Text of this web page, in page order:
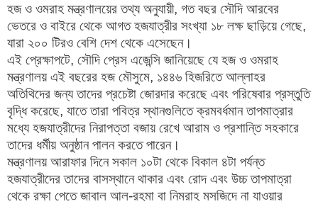
হজ ও ওমরাহ মন্ত্রণালয়ের তথ্য অনুযায়ী, গত বছর সৌদি আরবের
ভেতরে ও বাইরে থেকে আগত হজযাত্রীর সংখ্যা ১৮ লক্ষ ছাড়িয়ে গেছে,
যারা ২০০ টিরও বেশি দেশ থেকে এসেছেন।
এই প্রেক্ষাপটে, সৌদি প্রেস এজেন্সি জানিয়েছে যে হজ ও ওমরাহ
মন্ত্রণালয় এই বছরের হজ মৌসুমে, ১৪৪৬ হিজরিতে আল্লাহর
অতিথিদের জন্য তাদের প্রচেষ্টা জোরদার করেছে এবং পরিষেবার প্রস্তুতি
বৃদ্ধি করেছে, যাতে তারা পবিত্র স্থানগুলিতে ক্রমবর্ধমান তাপমাত্রার
মধ্যে হজযাত্রীদের নিরাপত্তা বজায় রেখে আরাম ও প্রশান্তি সহকারে
তাদের ধর্মীয় অনুষ্ঠান পালন করতে পারেন।
মন্ত্রণালয় আরাফার দিনে সকাল ১০টা থেকে বিকাল ৪টা পর্যন্ত
হজযাত্রীদের তাদের বাসস্থানে থাকার এবং রোদ এবং উচ্চ তাপমাত্রা
থেকে রক্ষা পেতে জাবাল আল-রহমা বা নিমরাহ মসজিদে না যাওয়ার